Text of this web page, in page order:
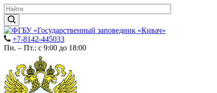
+7-8142-445033
Пн. – Пт.: с 9:00 до 18:00